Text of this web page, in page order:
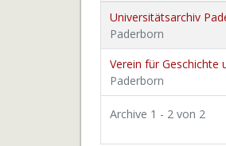
Universitätsarchiv
Paderborn
Verein für Geschichte
Paderborn
Archive 1 - 2 von 2